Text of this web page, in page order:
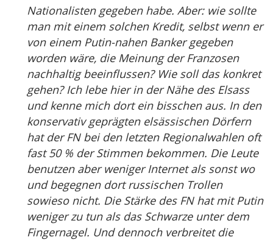
Nationalisten gegeben habe. Aber: wie sollte
man mit einem solchen Kredit, selbst wenn er
von einem Putin-nahen Banker gegeben
worden wäre, die Meinung der Franzosen
nachhaltig beeinflussen? Wie soll das konkret
gehen? Ich lebe hier in der Nähe des Elsass
und kenne mich dort ein bisschen aus. In den
konservativ geprägten elsässischen Dörfern
hat der FN bei den letzten Regionalwahlen oft
fast 50 % der Stimmen bekommen. Die Leute
benutzen aber weniger Internet als sonst wo
und begegnen dort russischen Trollen
sowieso nicht. Die Stärke des FN hat mit Putin
weniger zu tun als das Schwarze unter dem
Fingernagel. Und dennoch verbreitet die